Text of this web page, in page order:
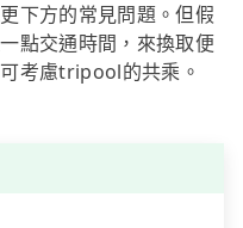
下方的常見問題。但假
點交通時間，來換取便
考慮tripool的共乘。